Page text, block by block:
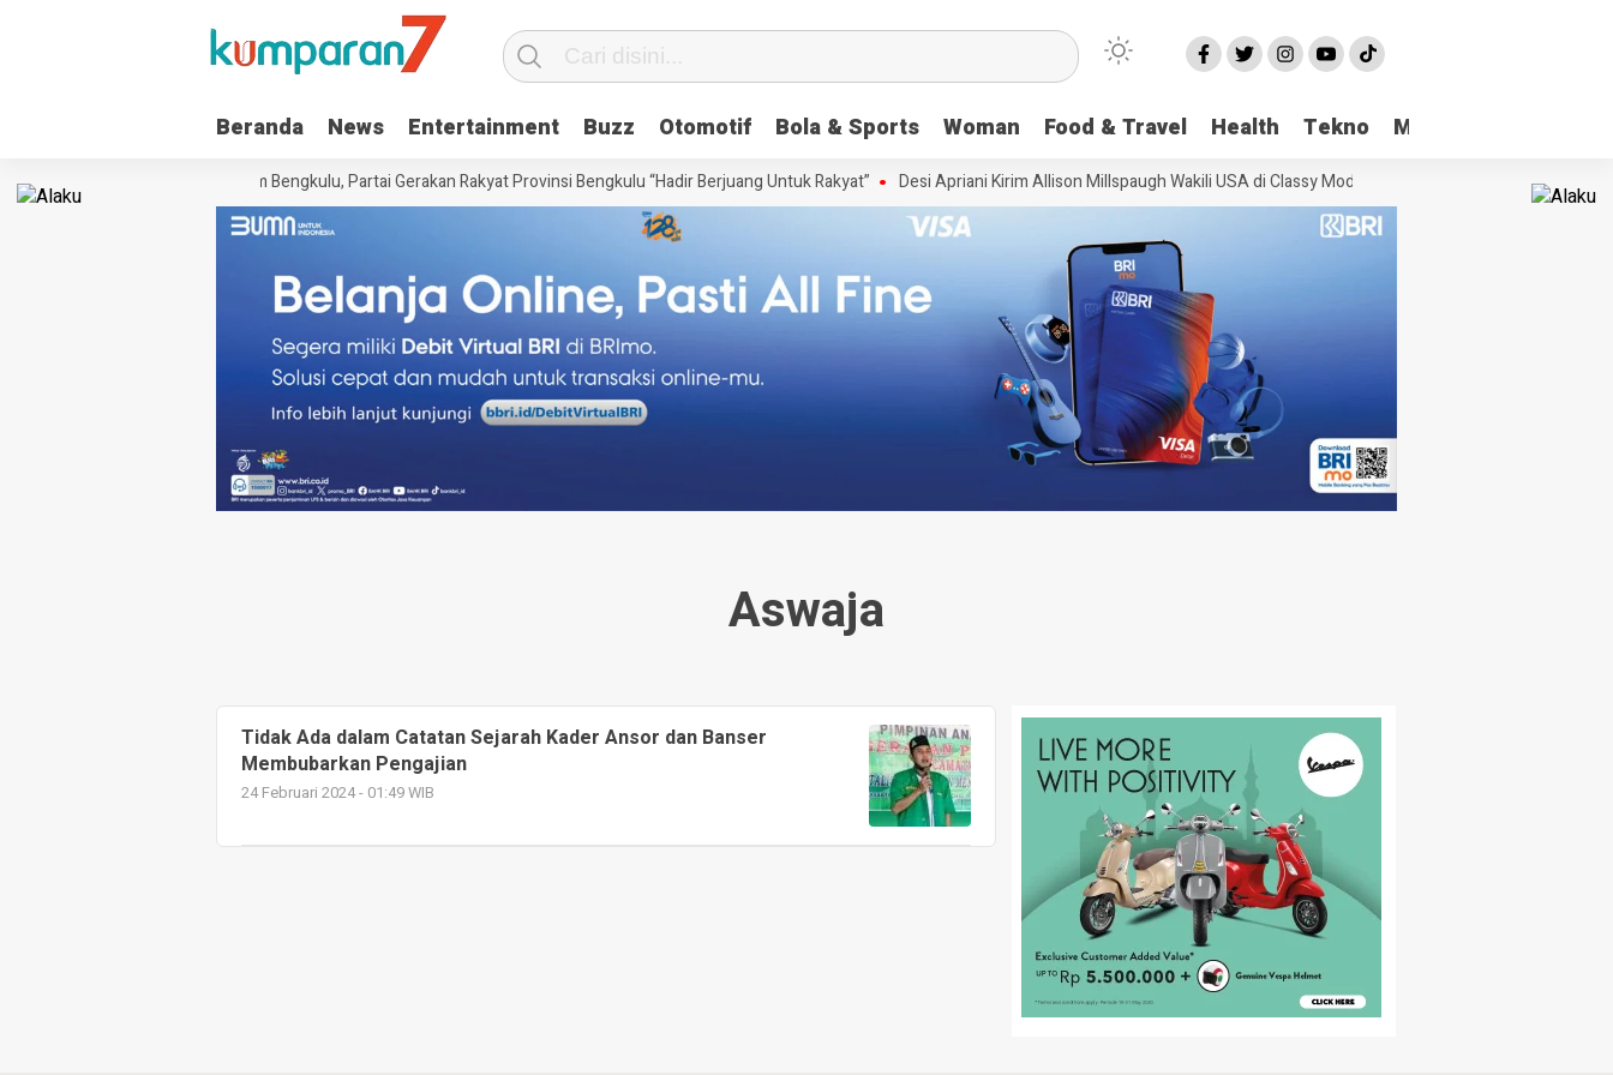
Beranda News Entertainment Buzz Otomotif Bola & Sports Woman Food & Travel Health Tekno More
SKT dari Kanwil Kemenkum Bengkulu, Partai Gerakan Rakyat Provinsi Bengkulu “Hadir Berjuang Untuk Rakyat” Desi Apriani Kirim Allison Millspaugh Wakili USA di Classy Model International Viral Kasus
Aswaja
Tidak Ada dalam Catatan Sejarah Kader Ansor dan Banser
Membubarkan Pengajian
24 Februari 2024 - 01:49 WIB